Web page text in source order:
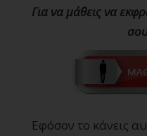
Για να μάθεις να
Εφόσον το κάνεις